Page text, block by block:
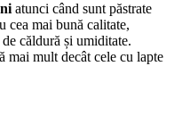
atunci când sunt păstrate
cea mai bună calitate,
căldură și umiditate.
mai mult decât cele cu lapte